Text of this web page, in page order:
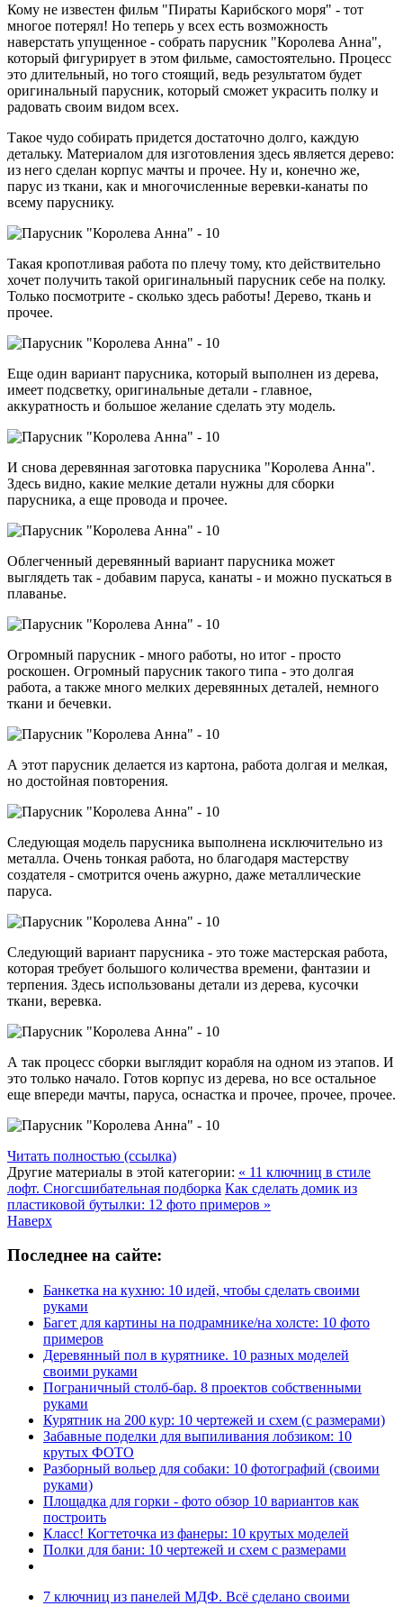
Кому не известен фильм "Пираты Карибского моря" - тот
многое потерял! Но теперь у всех есть возможность
наверстать упущенное - собрать парусник "Королева Анна",
который фигурирует в этом фильме, самостоятельно. Процесс
это длительный, но того стоящий, ведь результатом будет
оригинальный парусник, который сможет украсить полку и
радовать своим видом всех.
Такое чудо собирать придется достаточно долго, каждую
детальку. Материалом для изготовления здесь является дерево:
из него сделан корпус мачты и прочее. Ну и, конечно же,
парус из ткани, как и многочисленные веревки-канаты по
всему паруснику.
Такая кропотливая работа по плечу тому, кто действительно
хочет получить такой оригинальный парусник себе на полку.
Только посмотрите - сколько здесь работы! Дерево, ткань и
прочее.
Еще один вариант парусника, который выполнен из дерева,
имеет подсветку, оригинальные детали - главное,
аккуратность и большое желание сделать эту модель.
И снова деревянная заготовка парусника "Королева Анна".
Здесь видно, какие мелкие детали нужны для сборки
парусника, а еще провода и прочее.
Облегченный деревянный вариант парусника может
выглядеть так - добавим паруса, канаты - и можно пускаться в
плаванье.
Огромный парусник - много работы, но итог - просто
роскошен. Огромный парусник такого типа - это долгая
работа, а также много мелких деревянных деталей, немного
ткани и бечевки.
А этот парусник делается из картона, работа долгая и мелкая,
но достойная повторения.
Следующая модель парусника выполнена исключительно из
металла. Очень тонкая работа, но благодаря мастерству
создателя - смотрится очень ажурно, даже металлические
паруса.
Следующий вариант парусника - это тоже мастерская работа,
которая требует большого количества времени, фантазии и
терпения. Здесь использованы детали из дерева, кусочки
ткани, веревка.
А так процесс сборки выглядит корабля на одном из этапов. И
это только начало. Готов корпус из дерева, но все остальное
еще впереди мачты, паруса, оснастка и прочее, прочее, прочее.
Читать полностью (ссылка)
Другие материалы в этой категории: « 11 ключниц в стиле
лофт. Сногсшибательная подборка Как сделать домик из
пластиковой бутылки: 12 фото примеров »
Наверх
Последнее на сайте:
Банкетка на кухню: 10 идей, чтобы сделать своими
руками
Багет для картины на подрамнике/на холсте: 10 фото
примеров
Деревянный пол в курятнике. 10 разных моделей
своими руками
Пограничный столб-бар. 8 проектов собственными
руками
Курятник на 200 кур: 10 чертежей и схем (с размерами)
Забавные поделки для выпиливания лобзиком: 10
крутых ФОТО
Разборный вольер для собаки: 10 фотографий (своими
руками)
Площадка для горки - фото обзор 10 вариантов как
построить
Класс! Когтеточка из фанеры: 10 крутых моделей
Полки для бани: 10 чертежей и схем с размерами
7 ключниц из панелей МДФ. Всё сделано своими